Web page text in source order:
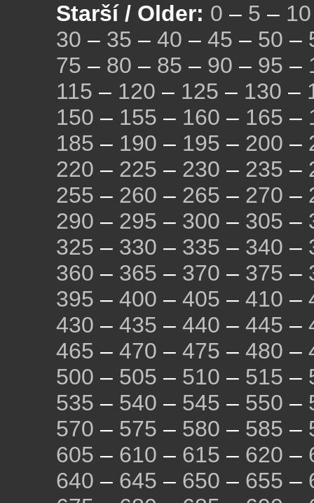
Starší / Older: 0 – 5 – 10
30 – 35 – 40 – 45 – 50 –
75 – 80 – 85 – 90 – 95 –
115 – 120 – 125 – 130 –
150 – 155 – 160 – 165 –
185 – 190 – 195 – 200 –
220 – 225 – 230 – 235 –
255 – 260 – 265 – 270 –
290 – 295 – 300 – 305 –
325 – 330 – 335 – 340 –
360 – 365 – 370 – 375 –
395 – 400 – 405 – 410 –
430 – 435 – 440 – 445 –
465 – 470 – 475 – 480 –
500 – 505 – 510 – 515 –
535 – 540 – 545 – 550 –
570 – 575 – 580 – 585 –
605 – 610 – 615 – 620 –
640 – 645 – 650 – 655 –